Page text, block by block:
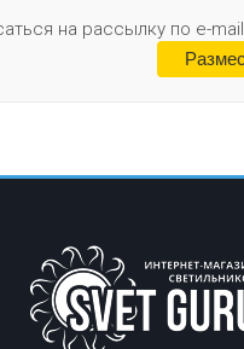
на рассылку по e-mail